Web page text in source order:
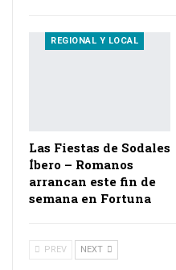
REGIONAL Y LOCAL
Las Fiestas de Sodales
Íbero – Romanos
arrancan este fin de
semana en Fortuna
PREV NEXT